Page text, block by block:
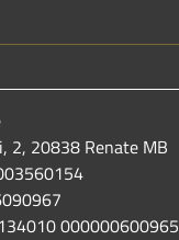
2, 20838 Renate MB
000000600965